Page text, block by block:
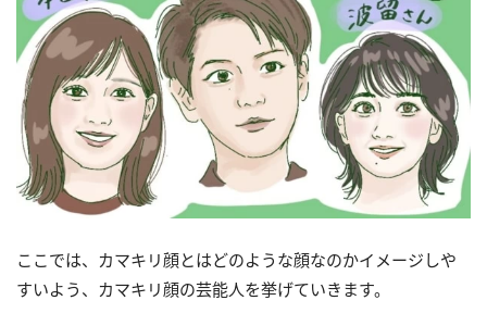
ここでは、カマキリ顔とはどのような顔なのかイメージしや
すいよう、カマキリ顔の芸能人を挙げていきます。